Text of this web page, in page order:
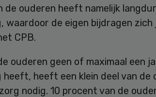
de ouderen heeft namelijk
waardoor de eigen bijdragen zich
CPB.
ouderen geen of maximaal een
heeft een klein deel van de
nodig. 10 procent van de